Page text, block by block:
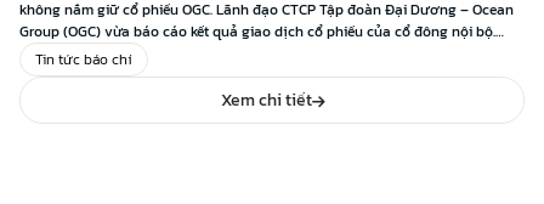
Tin tức báo chí
không nắm giữ cổ phiếu OGC. Lãnh đạo CTCP Tập đoàn Đại Dương – Ocean
Group (OGC) vừa báo cáo kết quả giao dịch cổ phiếu của cổ đông nội bộ.
Theo đó, ông Lò Hồng Hiệp – TGĐ […]
Xem chi tiết